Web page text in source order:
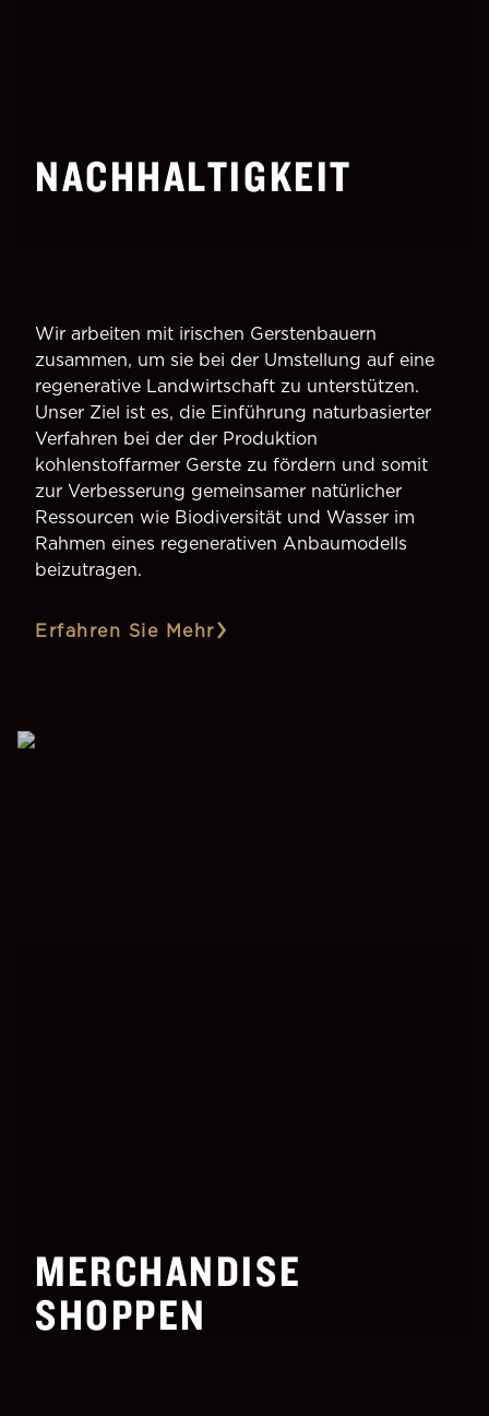
NACHHALTIGKEIT
Wir arbeiten mit irischen Gerstenbauern
zusammen, um sie bei der Umstellung auf eine
regenerative Landwirtschaft zu unterstützen.
Unser Ziel ist es, die Einführung naturbasierter
Verfahren bei der der Produktion
kohlenstoffarmer Gerste zu fördern und somit
zur Verbesserung gemeinsamer natürlicher
Ressourcen wie Biodiversität und Wasser im
Rahmen eines regenerativen Anbaumodells
beizutragen.
Erfahren Sie Mehr
MERCHANDISE
SHOPPEN